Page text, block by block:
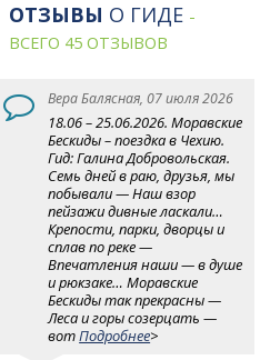
ОТЗЫВЫ О ГИДЕ -
ВСЕГО 45 ОТЗЫВОВ
Вера Балясная, 07 июля 2026
18.06 – 25.06.2026. Моравские
Бескиды – поездка в Чехию.
Гид: Галина Добровольская.
Семь дней в раю, друзья, мы
побывали — Наш взор
пейзажи дивные ласкали…
Крепости, парки, дворцы и
сплав по реке —
Впечатления наши — в душе
и рюкзаке… Моравские
Бескиды так прекрасны —
Леса и горы созерцать —
вотПодробнее>